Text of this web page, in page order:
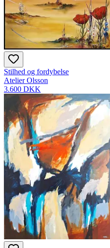
Stilhed og fordybelse
Atelier Olsson
3.600 DKK